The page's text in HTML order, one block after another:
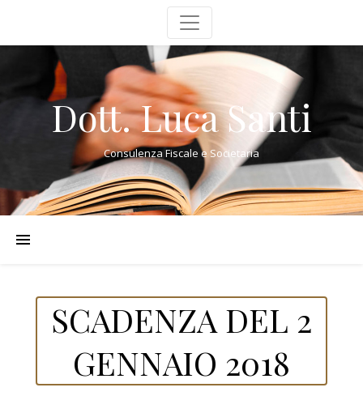
Dott. Luca Santi
Consulenza Fiscale e Societaria
SCADENZA DEL 2
GENNAIO 2018